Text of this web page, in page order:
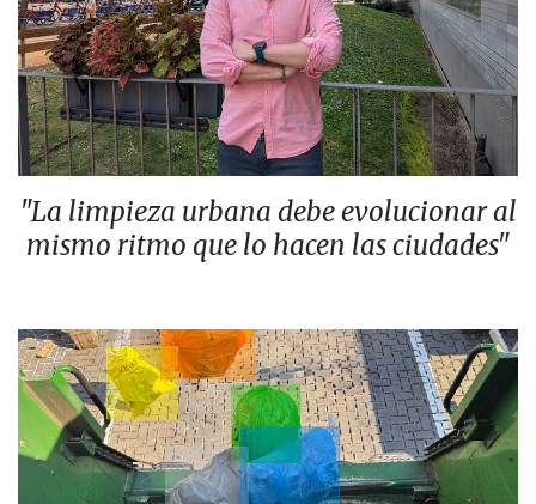
"La limpieza urbana debe evolucionar al
mismo ritmo que lo hacen las ciudades"